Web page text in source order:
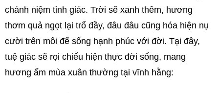
chánh niệm tỉnh giác. Trời sẽ xanh thêm, hương
thơm quả ngọt lại trổ đầy, đâu đâu cũng hóa hiện nụ
cười trên môi để sống hạnh phúc với đời. Tại đây,
tuệ giác sẽ rọi chiếu hiện thực đời sống, mang
hương ấm mùa xuân thường tại vĩnh hằng: